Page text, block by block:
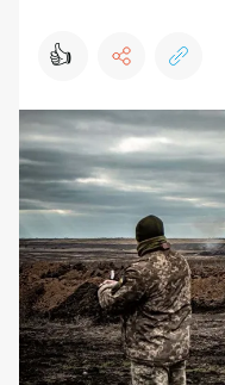
👍